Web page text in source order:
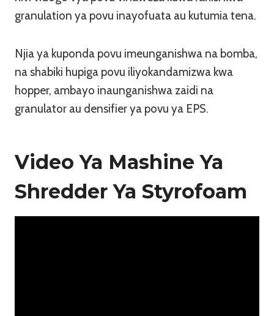
granulation ya povu inayofuata au kutumia tena.
Njia ya kuponda povu imeunganishwa na bomba,
na shabiki hupiga povu iliyokandamizwa kwa
hopper, ambayo inaunganishwa zaidi na
granulator au densifier ya povu ya EPS.
Video Ya Mashine Ya
Shredder Ya Styrofoam